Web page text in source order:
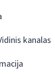
kanalas